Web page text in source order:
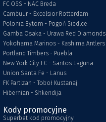
FC OSS - NAC Breda
Cambuur - Excelsior Rotterdam
Polonia Bytom - Pogoń Siedlce
Gamba Osaka - Urawa Red Diamonds
Yokohama Marinos - Kashima Antlers
Portland Timbers - Puebla
New York City FC - Santos Laguna
Union Santa Fe - Lanus
FK Partizan - Toboł Kustanaj
Hibernian - Shkendija
Kody promocyjne
Superbet kod promocyjny